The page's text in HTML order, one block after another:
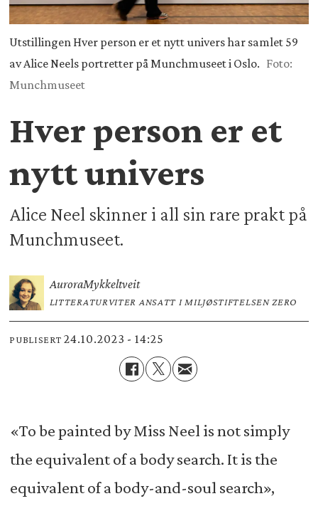
Utstillingen Hver person er et nytt univers har samlet 59
av Alice Neels portretter på Munchmuseet i Oslo. Foto:
Munchmuseet
Hver person er et
nytt univers
Alice Neel skinner i all sin rare prakt på
Munchmuseet.
AuroraMykkeltveit
LITTERATURVITER ANSATT I MILJØSTIFTELSEN ZERO
PUBLISERT 24.10.2023 - 14:25
«To be painted by Miss Neel is not simply
the equivalent of a body search. It is the
equivalent of a body-and-soul search»,